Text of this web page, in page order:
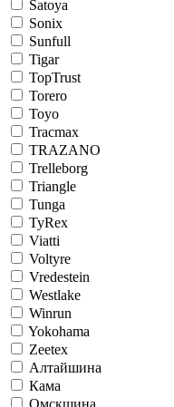
Satoya
Sonix
Sunfull
Tigar
TopTrust
Torero
Toyo
Tracmax
TRAZANO
Trelleborg
Triangle
Tunga
TyRex
Viatti
Voltyre
Vredestein
Westlake
Winrun
Yokohama
Zeetex
Алтайшина
Кама
Омскшина